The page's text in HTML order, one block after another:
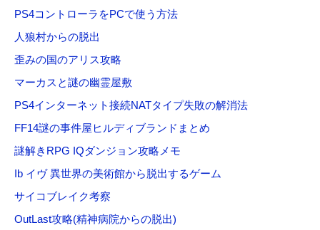
PS4コントローラをPCで使う方法
人狼村からの脱出
歪みの国のアリス攻略
マーカスと謎の幽霊屋敷
PS4インターネット接続NATタイプ失敗の解消法
FF14謎の事件屋ヒルディブランドまとめ
謎解きRPG IQダンジョン攻略メモ
Ib イヴ 異世界の美術館から脱出するゲーム
サイコブレイク考察
OutLast攻略(精神病院からの脱出)